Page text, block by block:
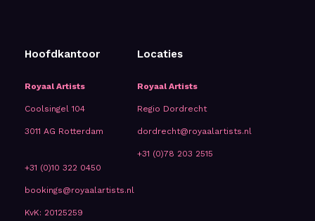
Hoofdkantoor
Royaal Artists
Coolsingel 104
3011 AG Rotterdam
+31 (0)10 322 0450
bookings@royaalartists.nl
KvK: 20125259
Locaties
Royaal Artists
Regio Dordrecht
dordrecht@royaalartists.nl
+31 (0)78 203 2515